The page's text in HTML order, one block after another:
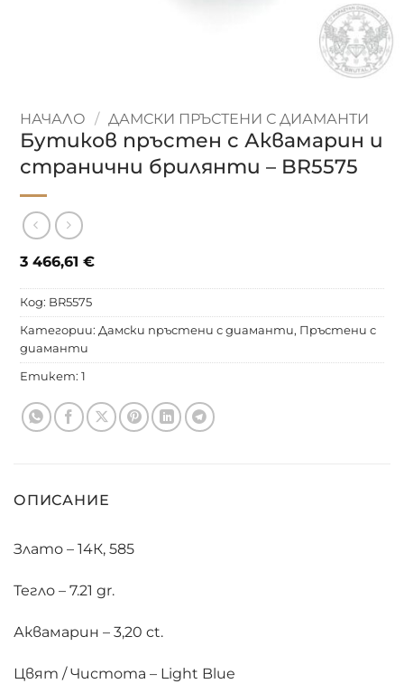
НАЧАЛО / ДАМСКИ ПРЪСТЕНИ С ДИАМАНТИ
Бутиков пръстен с Аквамарин и
странични брилянти – BR5575
3 466,61€
Код: BR5575
Категории: Дамски пръстени с диаманти, Пръстени с
диаманти
Етикет:1
ОПИСАНИЕ
Злато – 14К, 585
Тегло – 7.21 gr.
Аквамарин – 3,20 ct.
Цвят / Чистота – Light Blue